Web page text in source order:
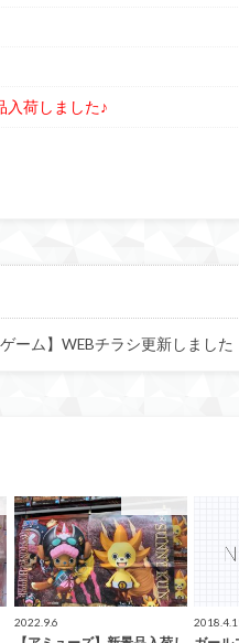
入荷しました♪
ゲーム】WEBチラシ更新しまし
2022.9.6